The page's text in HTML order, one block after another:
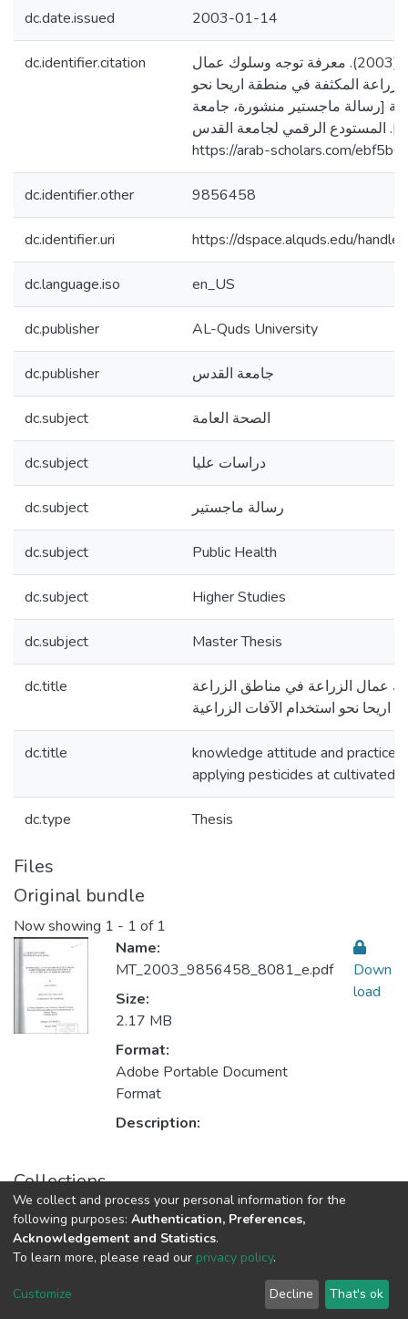
dc.date.issued 2003-01-14
dc.identifier.citation
شاهين، أميرة شاهين. (2003). معرفة توجه وسلوك عمال
المكثفة في منطقة اريحا نحو
[رسالة ماجستير منشورة، جامعة
المستودع الرقمي لجامعة القدس.
https://arab-scholars.com/ebf5b6
dc.identifier.other 9856458
dc.identifier.uri https://dspace.alquds.edu/
dc.language.iso en_US
dc.publisher AL-Quds University
dc.publisher جامعة القدس
dc.subject الصحة العامة
dc.subject دراسات عليا
dc.subject رسالة ماجستير
dc.subject Public Health
dc.subject Higher Studies
dc.subject Master Thesis
dc.title
عمال الزراعة في مناطق الزراعة
اريحا نحو استخدام الآفات الزراعية
dc.title
knowledge attitude and practice
applying pesticides at cultivated
dc.type Thesis
Files
Original bundle
Now showing 1 - 1 of 1
Name:
MT_2003_9856458_8081_e.pdf
Size:
2.17 MB
Format:
Adobe Portable Document
Format
Description:
Down
load
Collections
Public Health الصحة العامة
Cookie
End User
Agreement
Send
Feedback
We collect and process your personal information for the
following purposes: Authentication, Preferences,
Acknowledgement and Statistics.
To learn more, please read our privacy policy.
Customize Decline That's ok